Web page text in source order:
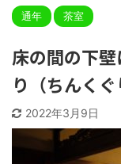
通年 茶室
床の間の下
り（ちんくぐ
2022年3月9日